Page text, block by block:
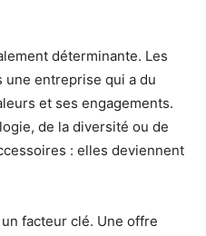
déterminante. Les
entreprise qui a du
et ses engagements.
de la diversité ou de
: elles deviennent
facteur clé. Une offre